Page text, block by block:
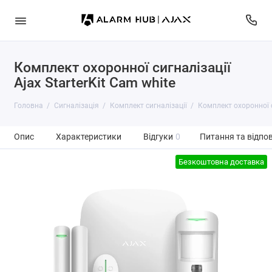
Комплект охоронної сигналізації
Ajax StarterKit Cam white
Головна Сигналізація Комплект сигналізації Комплект охоронної
Опис Характеристики Відгуки 0 Питання та
Безкоштовна доставка